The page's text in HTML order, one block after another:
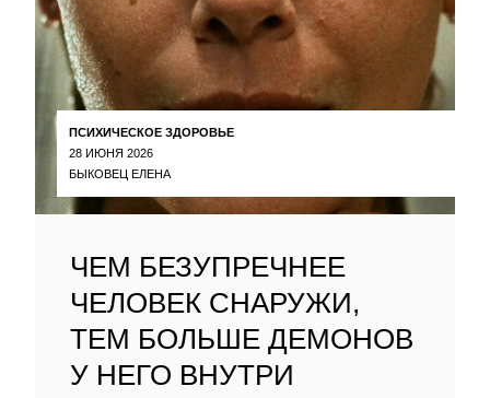
ПСИХИЧЕСКОЕ ЗДОРОВЬЕ
28 ИЮНЯ 2026
БЫКОВЕЦ ЕЛЕНА
ЧЕМ БЕЗУПРЕЧНЕЕ
ЧЕЛОВЕК СНАРУЖИ,
ТЕМ БОЛЬШЕ ДЕМОНОВ
У НЕГО ВНУТРИ